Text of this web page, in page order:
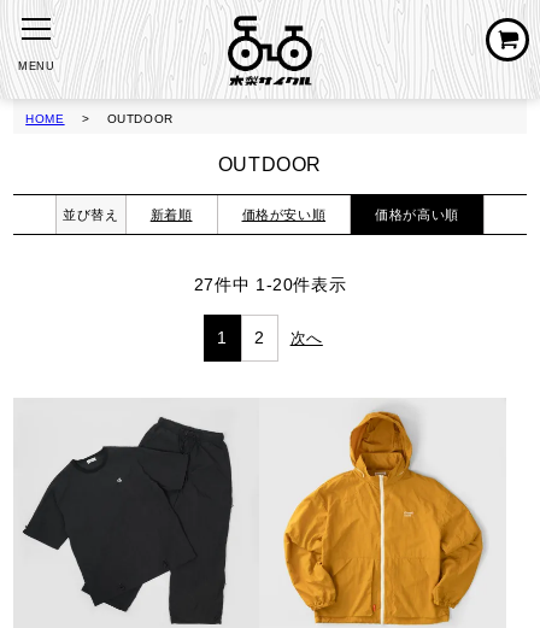
MENU
HOME OUTDOOR
OUTDOOR
並び替え 新着順 価格が安い順 価格が高い順
27件中 1-20件表示
1 2